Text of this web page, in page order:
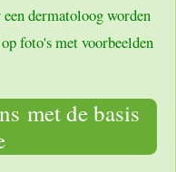
dermatoloog worden
foto's met voorbeelden
met de basis